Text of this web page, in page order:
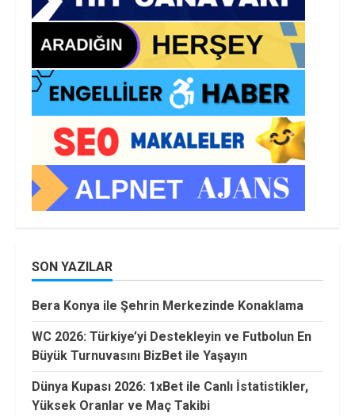
SON YAZILAR
Bera Konya ile Şehrin Merkezinde Konaklama
WC 2026: Türkiye’yi Destekleyin ve Futbolun En
Büyük Turnuvasını BizBet ile Yaşayın
Dünya Kupası 2026: 1xBet ile Canlı İstatistikler,
Yüksek Oranlar ve Maç Takibi